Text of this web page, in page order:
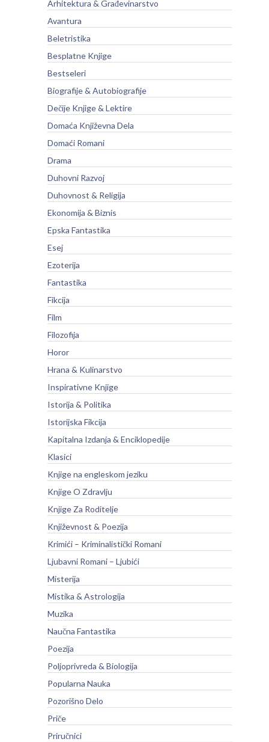
Arhitektura & Građevinarstvo
Avantura
Beletristika
Besplatne Knjige
Bestseleri
Biografije & Autobiografije
Dečije Knjige & Lektire
Domaća Književna Dela
Domaći Romani
Drama
Duhovni Razvoj
Duhovnost & Religija
Ekonomija & Biznis
Epska Fantastika
Esej
Ezoterija
Fantastika
Fikcija
Film
Filozofija
Horor
Hrana & Kulinarstvo
Inspirativne Knjige
Istorija & Politika
Istorijska Fikcija
Kapitalna Izdanja & Enciklopedije
Klasici
Knjige na engleskom jeziku
Knjige O Zdravlju
Knjige Za Roditelje
Književnost & Poezija
Krimići – Kriminalistički Romani
Ljubavni Romani – Ljubići
Misterija
Mistika & Astrologija
Muzika
Naučna Fantastika
Poezija
Poljoprivreda & Biologija
Popularna Nauka
Pozorišno Delo
Priče
Priručnici